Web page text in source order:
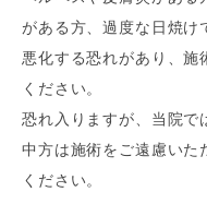
がある方、過度な日焼け
悪化する恐れがあり、施
ください。
恐れ入りますが、当院で
中方は施術をご遠慮いた
ください。